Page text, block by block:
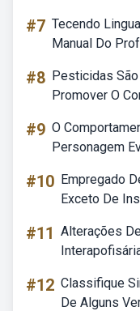
#7 Tecendo
Manual Do
#8 Pesticidas
Promover O
#9 O
Personagem
#10 Empregado
Exceto De
#11 Alterações
#12 Classifique
De Alguns